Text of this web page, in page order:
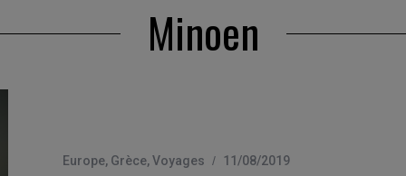
Minoen
Europe, Grèce,Voyages 11/08/2019